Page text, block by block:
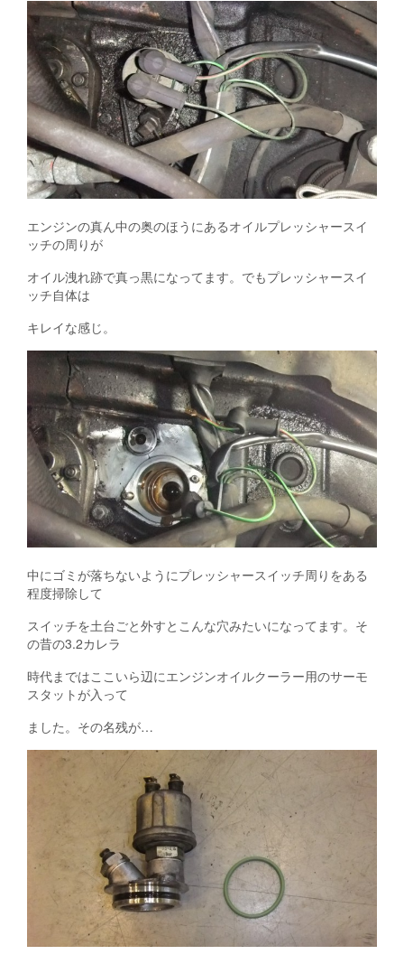
K
i
9
R
v
L
エンジンの真ん中の奥のほうにあるオイルプレッシャースイ
ッチの周りが
オイル洩れ跡で真っ黒になってます。でもプレッシャースイ
ッチ自体は
キレイな感じ。
中にゴミが落ちないようにプレッシャースイッチ周りをある
程度掃除して
スイッチを土台ごと外すとこんな穴みたいになってます。そ
の昔の3.2カレラ
時代まではここいら辺にエンジンオイルクーラー用のサーモ
スタットが入って
ました。その名残が…